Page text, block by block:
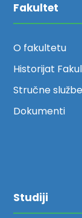
Fakultet
O fakultetu
Historijat
Stručne službe
Dokumenti
Studiji